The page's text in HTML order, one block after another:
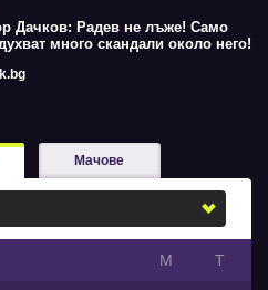
Дачков: Радев не лъже! Само
много скандали около него!
Мачове
М Т